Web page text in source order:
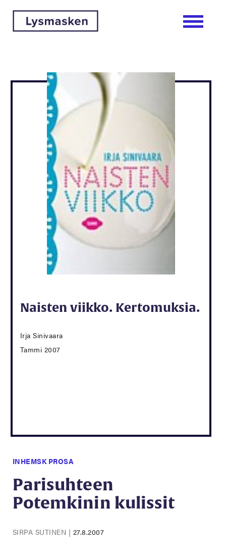
Naisten viikko. Kertomuksia.
Irja Sinivaara
Tammi 2007
INHEMSK PROSA
Parisuhteen
Potemkinin kulissit
SIRPA SUTINEN | 27.8.2007